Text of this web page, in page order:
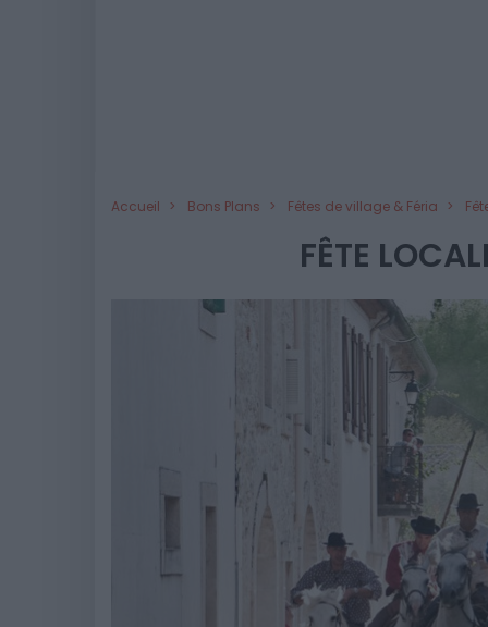
Accueil Bons Plans Fêtes de village & Féria
FÊTE